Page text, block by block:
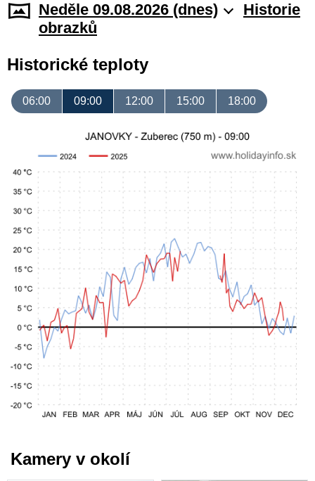
Neděle 09.08.2026 (dnes)
Historie
obrazků
Historické teploty
06:00 09:00 12:00 15:00 18:00
Kamery v okolí